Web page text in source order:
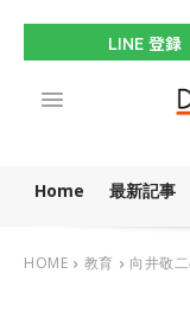
LINE 登録
Home 最新記事
HOME 教育 向井敬